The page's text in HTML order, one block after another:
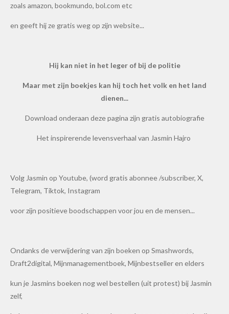
zoals amazon, bookmundo, bol.com etc
en geeft hij ze gratis weg op zijn website...
Hij kan niet in het leger of bij de politie
Maar met zijn boekjes kan hij toch het volk en het land
dienen...
Download onderaan deze pagina zijn gratis autobiografie
Het inspirerende levensverhaal van Jasmin Hajro
Volg Jasmin op Youtube, (word gratis abonnee /subscriber, X,
Telegram, Tiktok, Instagram
voor zijn positieve boodschappen voor jou en de mensen...
Ondanks de verwijdering van zijn boeken op Smashwords,
Draft2digital, Mijnmanagementboek, Mijnbestseller en elders
kun je Jasmins boeken nog wel bestellen (uit protest) bij Jasmin
zelf,